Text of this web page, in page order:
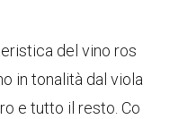
del vino ros
in tonalità dal viola
e tutto il resto. Co